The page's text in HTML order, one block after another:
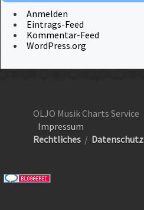
Anmelden
Eintrags-Feed
Kommentar-Feed
WordPress.org
OLJO Musik Charts Service
Impressum
Rechtliches / Datenschutz